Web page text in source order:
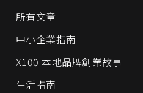
所有文章
中小企業指南
X100 本地品牌創業故事
生活指南